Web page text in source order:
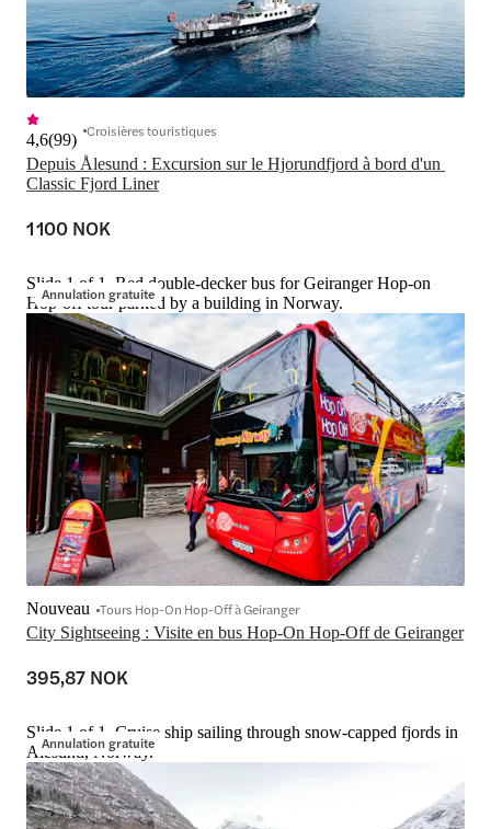
Depuis Ålesund : Excursion sur le Hjorundfjord à bord d'un
Classic Fjord Liner
4,6(99) Croisières touristiques
1 100 NOK
Annulation gratuite
Slide 1 of 1, Red double-decker bus for Geiranger Hop-on
Hop-off tour parked by a building in Norway.
City Sightseeing : Visite en bus Hop-On Hop-Off de Geiranger
Nouveau Tours Hop-On Hop-Off à Geiranger
395,87 NOK
Annulation gratuite
Slide 1 of 1, Cruise ship sailing through snow-capped fjords in
Alesund, Norway.